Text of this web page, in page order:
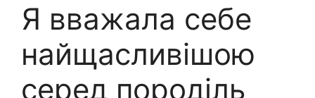
Я вважала себе
найщасливішою
серед породіль